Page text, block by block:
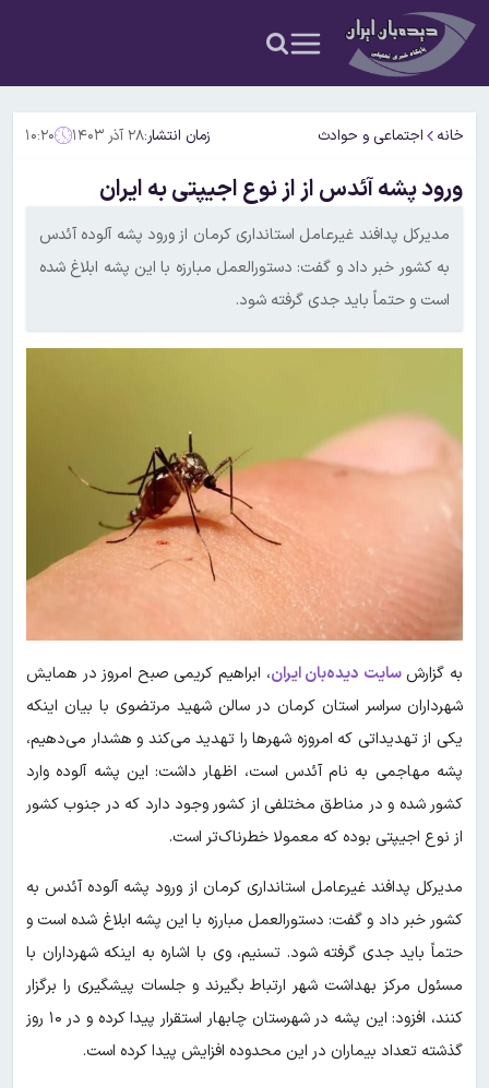
خانه اجتماعی و حوادث زمان انتشار:۲۸ آذر ۱۴۰۳ ۱۰:۲۰
ورود پشه آئدس از از نوع اجیپتی به ایران
مدیر‌کل پدافند غیرعامل استانداری کرمان از ورود پشه آلوده آئدس
به کشور خبر داد و گفت: دستورالعمل مبارزه با این پشه ابلاغ شده
است و حتماً باید جدی گرفته شود.
به گزارشسایت دیده‌بان ایران، ابراهیم کریمی صبح امروز در همایش
شهرداران سراسر استان کرمان در سالن شهید مرتضوی با بیان اینکه
یکی از تهدیداتی که امروزه شهر‌ها را تهدید می‌کند و هشدار می‌دهیم،
پشه مهاجمی به نام آئدس است، اظهار داشت: این پشه آلوده وارد
کشور شده و در مناطق مختلفی از کشور وجود دارد که در جنوب کشور
از نوع اجیپتی بوده که معمولا خطرناک‌تر است.
مدیر‌کل پدافند غیرعامل استانداری کرمان از ورود پشه آلوده آئدس به
کشور خبر داد و گفت: دستورالعمل مبارزه با این پشه ابلاغ شده است و
حتماً باید جدی گرفته شود. تسنیم، وی با اشاره به اینکه شهرداران با
مسئول مرکز بهداشت شهر ارتباط بگیرند و جلسات پیشگیری را برگزار
کنند، افزود: این پشه در شهرستان چابهار استقرار پیدا کرده و در ۱۰ روز
گذشته تعداد بیماران در این محدوده افزایش پیدا کرده است.